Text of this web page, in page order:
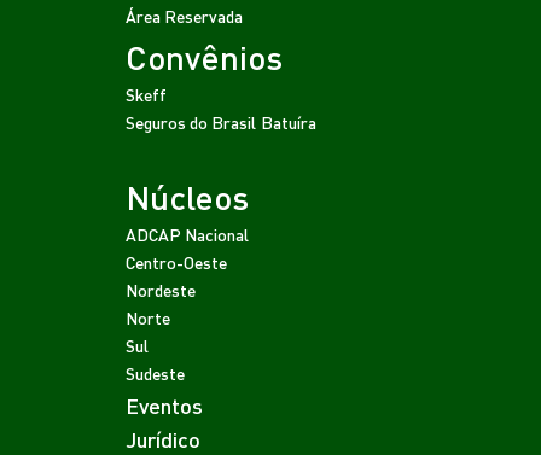
Área Reservada
Convênios
Skeff
Seguros do Brasil Batuíra
Núcleos
ADCAP Nacional
Centro-Oeste
Nordeste
Norte
Sul
Sudeste
Eventos
Jurídico